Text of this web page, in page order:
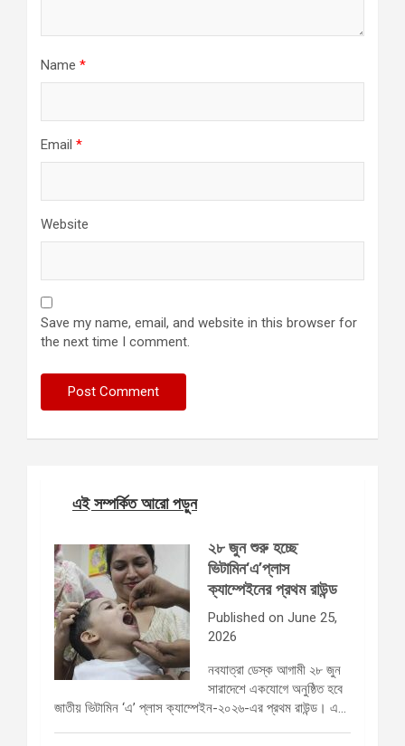
Name *
Email *
Website
Save my name, email, and website in this browser for
the next time I comment.
এই সম্পর্কিত আরো পড়ুন
২৮ জুন শুরু হচ্ছে
ভিটামিন‘এ’প্লাস
ক্যাম্পেইনের প্রথম রাউন্ড
Published on June 25,
2026
নবযাত্রা ডেস্ক আগামী ২৮ জুন
সারাদেশে একযোগে অনুষ্ঠিত হবে
জাতীয় ভিটামিন ‘এ’ প্লাস ক্যাম্পেইন-২০২৬-এর প্রথম রাউন্ড। এ…